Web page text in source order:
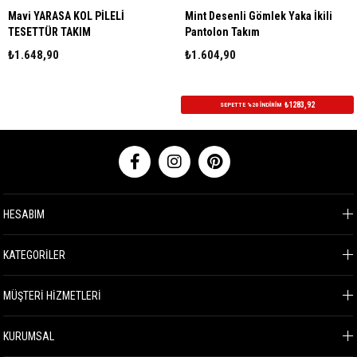
YARASA KOL PİLELİ
TAKIM
Mint Desenli Gömlek Yaka İkili
Pantolon Takım
₺1.604,90
SEPETTE %20 İNDİRİM ₺1283,92
HESABIM
KATEGORİLER
MÜŞTERİ HİZMETLERİ
KURUMSAL